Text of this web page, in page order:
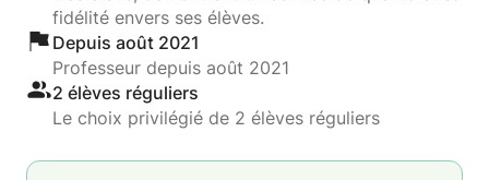
fidélité envers ses élèves.
Depuis août 2021
Professeur depuis août 2021
2 élèves réguliers
Le choix privilégié de 2 élèves réguliers